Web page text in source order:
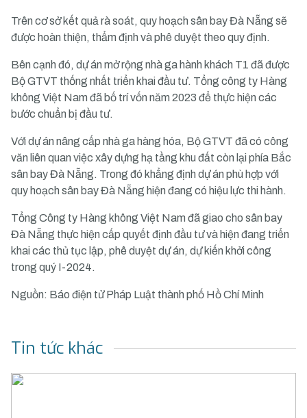
Trên cơ sở kết quả rà soát, quy hoạch sân bay Đà Nẵng sẽ
được hoàn thiện, thẩm định và phê duyệt theo quy định.
Bên cạnh đó, dự án mở rộng nhà ga hành khách T1 đã được
Bộ GTVT thống nhất triển khai đầu tư. Tổng công ty Hàng
không Việt Nam đã bố trí vốn năm 2023 để thực hiện các
bước chuẩn bị đầu tư.
Với dự án nâng cấp nhà ga hàng hóa, Bộ GTVT đã có công
văn liên quan việc xây dựng hạ tầng khu đất còn lại phía Bắc
sân bay Đà Nẵng. Trong đó khẳng định dự án phù hợp với
quy hoạch sân bay Đà Nẵng hiện đang có hiệu lực thi hành.
Tổng Công ty Hàng không Việt Nam đã giao cho sân bay
Đà Nẵng thực hiện cấp quyết định đầu tư và hiện đang triển
khai các thủ tục lập, phê duyệt dự án, dự kiến khởi công
trong quý I-2024.
Nguồn: Báo điện tử Pháp Luật thành phố Hồ Chí Minh
Tin tức khác